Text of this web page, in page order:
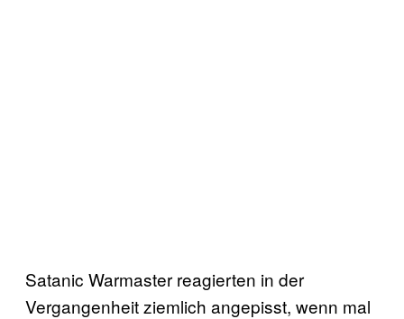
Satanic Warmaster reagierten in der
Vergangenheit ziemlich angepisst, wenn mal